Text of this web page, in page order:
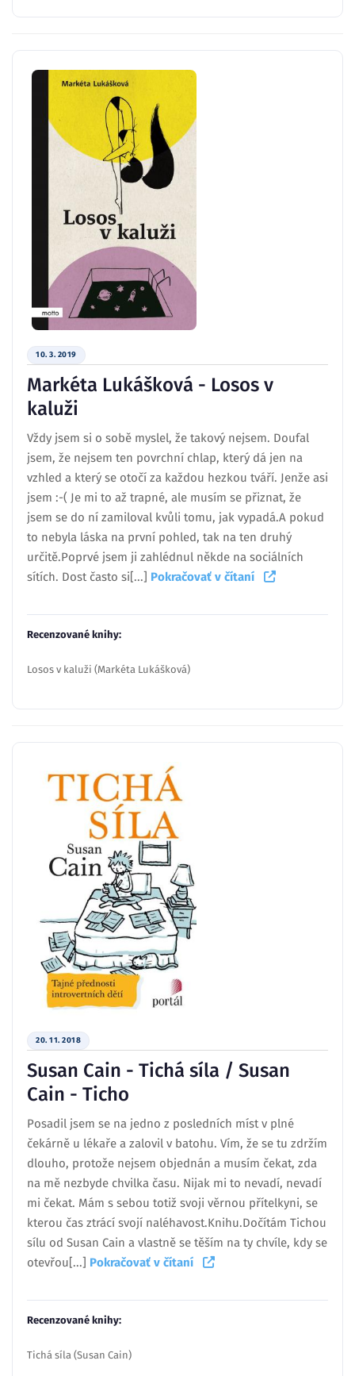
10. 3. 2019
Markéta Lukášková - Losos v
kaluži
Vždy jsem si o sobě myslel, že takový nejsem. Doufal
jsem, že nejsem ten povrchní chlap, který dá jen na
vzhled a který se otočí za každou hezkou tváří. Jenže asi
jsem :-( Je mi to až trapné, ale musím se přiznat, že
jsem se do ní zamiloval kvůli tomu, jak vypadá.A pokud
to nebyla láska na první pohled, tak na ten druhý
určitě.Poprvé jsem ji zahlédnul někde na sociálních
sítích. Dost často si[...] Pokračovať v čítaní
Recenzované knihy:
Losos v kaluži (Markéta Lukášková)
20. 11. 2018
Susan Cain - Tichá síla / Susan
Cain - Ticho
Posadil jsem se na jedno z posledních míst v plné
čekárně u lékaře a zalovil v batohu. Vím, že se tu zdržím
dlouho, protože nejsem objednán a musím čekat, zda
na mě nezbyde chvilka času. Nijak mi to nevadí, nevadí
mi čekat. Mám s sebou totiž svoji věrnou přítelkyni, se
kterou čas ztrácí svojí naléhavost.Knihu.Dočítám Tichou
sílu od Susan Cain a vlastně se těším na ty chvíle, kdy se
otevřou[...] Pokračovať v čítaní
Recenzované knihy:
Tichá síla (Susan Cain)